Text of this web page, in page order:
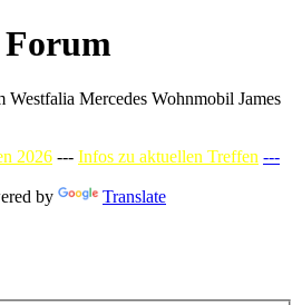
Forum
Westfalia Mercedes Wohnmobil James
2026 --- Infos zu aktuellen Treffen ---
by
Translate